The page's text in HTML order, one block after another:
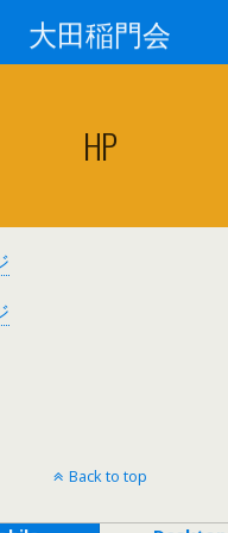
大田稲門会
HP
Back to top